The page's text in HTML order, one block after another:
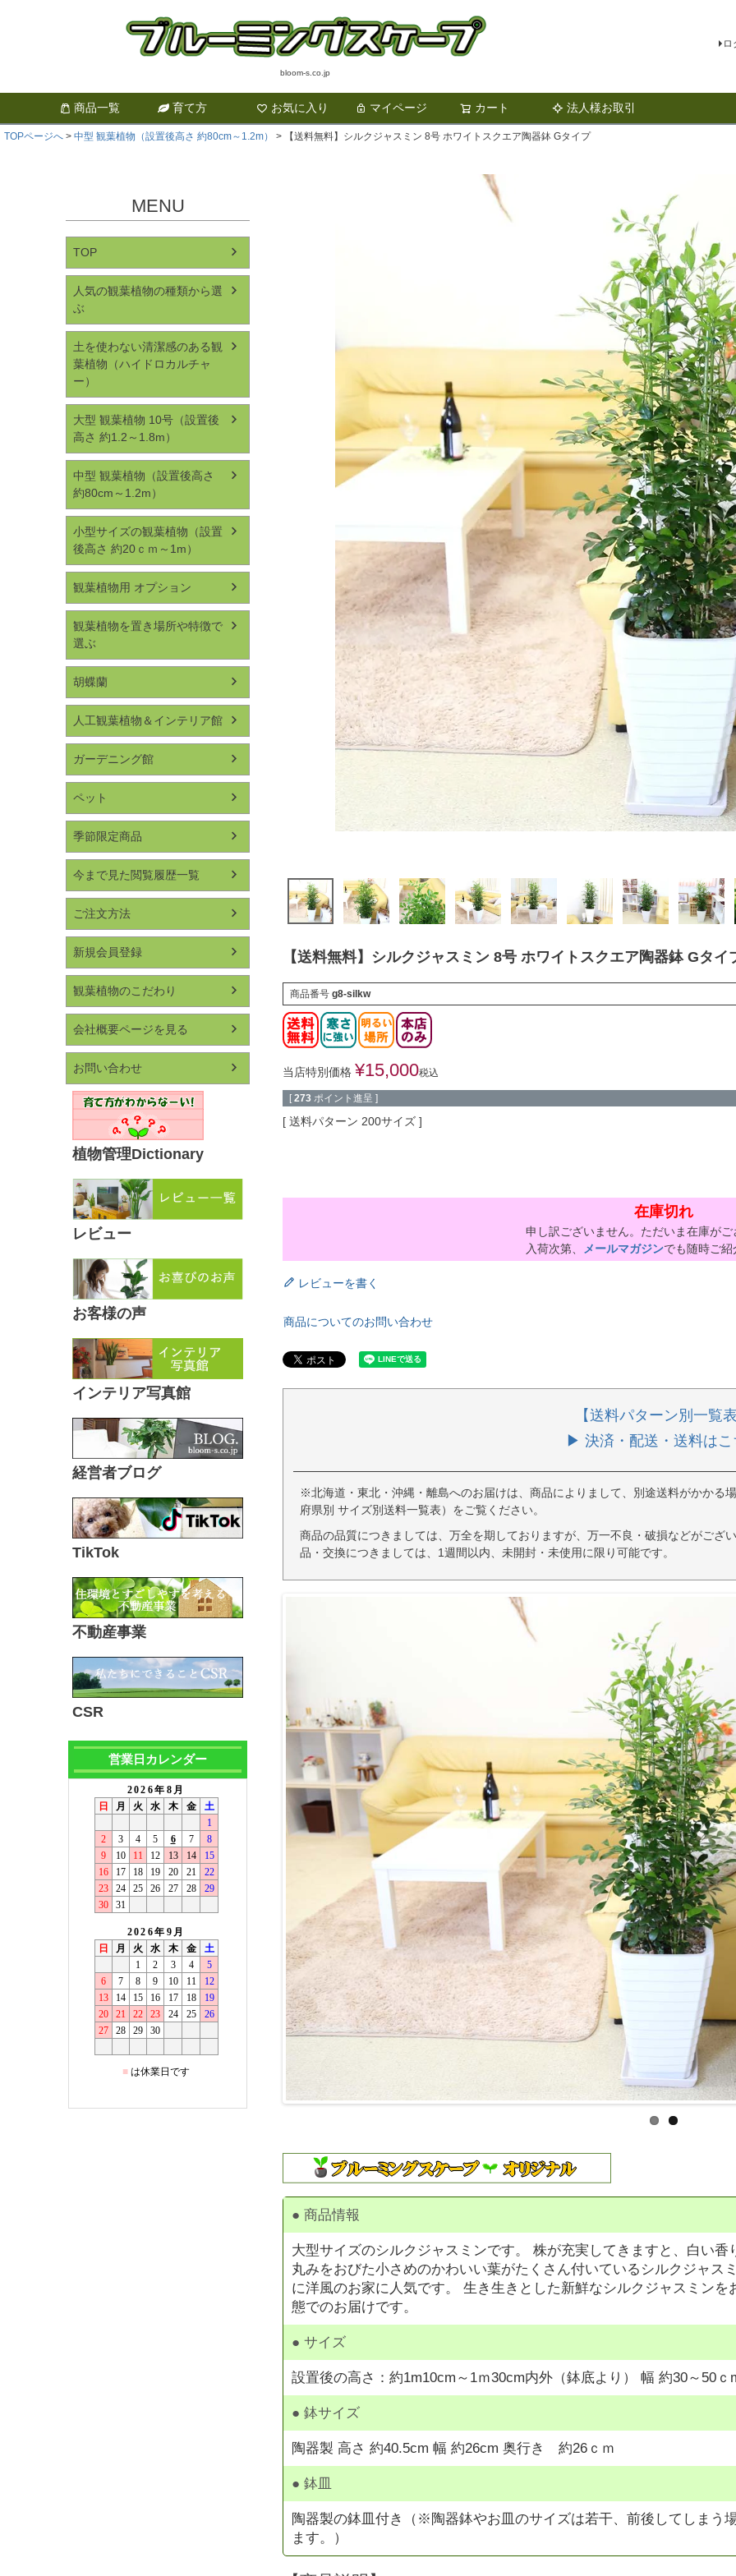
bloom-s.co.jp
ロ
商品一覧 育て方 お気に入り マイページ カート 法人様お取引
検索
TOPページへ 中型 観葉植物（設置後高さ 約80cm～1.2m） 【送料無料】シルクジャスミン 8号 ホワイトスクエア陶器鉢 Gタイプ
MENU
TOP
人気の観葉植物の種類から選
ぶ
土を使わない清潔感のある観
葉植物（ハイドロカルチャ
ー）
大型 観葉植物 10号（設置後
高さ 約1.2～1.8m）
中型 観葉植物（設置後高さ
約80cm～1.2m）
小型サイズの観葉植物（設置
後高さ 約20ｃｍ～1m）
観葉植物用 オプション
観葉植物を置き場所や特徴で
選ぶ
胡蝶蘭
人工観葉植物＆インテリア館
ガーデニング館
ペット
季節限定商品
今まで見た閲覧履歴一覧
ご注文方法
新規会員登録
観葉植物のこだわり
会社概要ページを見る
お問い合わせ
植物管理Dictionary
レビュー
お客様の声
インテリア写真館
経営者ブログ
TikTok
不動産事業
CSR
営業日カレンダー
【送料無料】シルクジャスミン 8号 ホワイトスクエア陶器鉢 Gタイ
商品番号 g8-silkw
当店特別価格 ¥15,000税込
[ 273 ポイント進呈 ]
送料パターン 200サイズ
在庫切れ
申し訳ございません。ただいま在庫が
入荷次第、
メールマガジンでも随時ご
レビューを書く
商品についてのお問い合わせ
【送料パターン別一覧
▶ 決済・配送・送料はこ
※北海道・東北・沖縄・離島へのお届けは、商品によりまして、別途送料がかかる
府県別 サイズ別送料一覧表）をご覧ください。
商品の品質につきましては、万全を期しておりますが、万一不良・破損などがござ
品・交換につきましては、1週間以内、未開封・未使用に限り可能です。
● 商品情報
大型サイズのシルクジャスミンです。 株が充実してきますと、白い
丸みをおびた小さめのかわいい葉がたくさん付いているシルクジャス
に洋風のお家に人気です。 生き生きとした新鮮なシルクジャスミン
態でのお届けです。
● サイズ
設置後の高さ：約1m10cm～1ｍ30cm内外（鉢底より） 幅 約30～50ｃ
● 鉢サイズ
陶器製 高さ 約40.5cm 幅 約26cm 奥行き 約26ｃｍ
● 鉢皿
陶器製の鉢皿付き（※陶器鉢やお皿のサイズは若干、前後してしまう
ます。）